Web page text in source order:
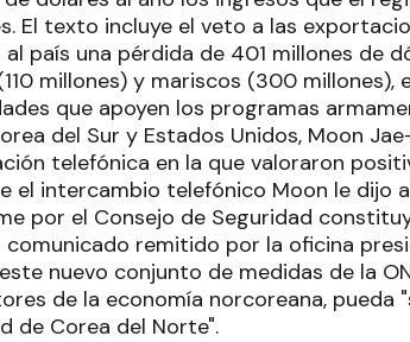
El texto incluye el veto a las
país una pérdida de 401 millones de
millones) y mariscos (300
que apoyen los programas
del Sur y Estados Unidos, Moon
telefónica en la que valoraron
el intercambio telefónico Moon le dijo
por el Consejo de Seguridad
remitido por la oficina
nuevo conjunto de medidas de la
de la economía norcoreana, pueda
de Corea del Norte".